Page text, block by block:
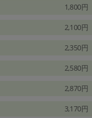
1,800円
2,100円
2,350円
2,580円
2,870円
3,170円